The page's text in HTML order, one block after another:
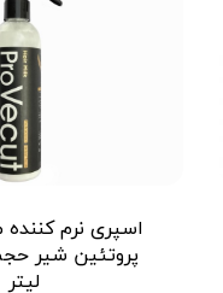
اسپری نرم کننده
لیتر